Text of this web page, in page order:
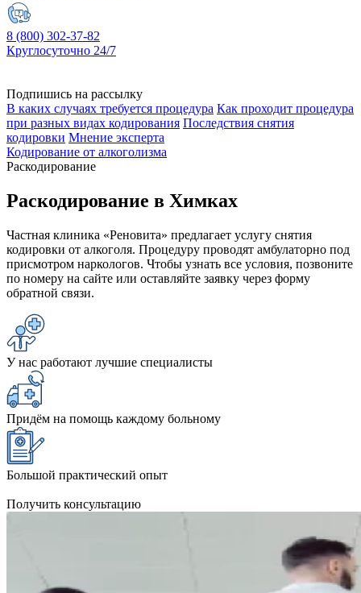
8 (800) 302-37-82
Круглосуточно 24/7
Подпишись на рассылку
В каких случаях требуется процедура Как проходит процедура
при разных видах кодирования Последствия снятия
кодировки Мнение эксперта
Кодирование от алкоголизма
Раскодирование
Раскодирование в Химках
Частная клиника «Реновита» предлагает услугу снятия
кодировки от алкоголя. Процедуру проводят амбулаторно под
присмотром наркологов. Чтобы узнать все условия, позвоните
по номеру на сайте или оставляйте заявку через форму
обратной связи.
У нас работают лучшие специалисты
Придём на помощь каждому больному
Большой практический опыт
Получить консультацию